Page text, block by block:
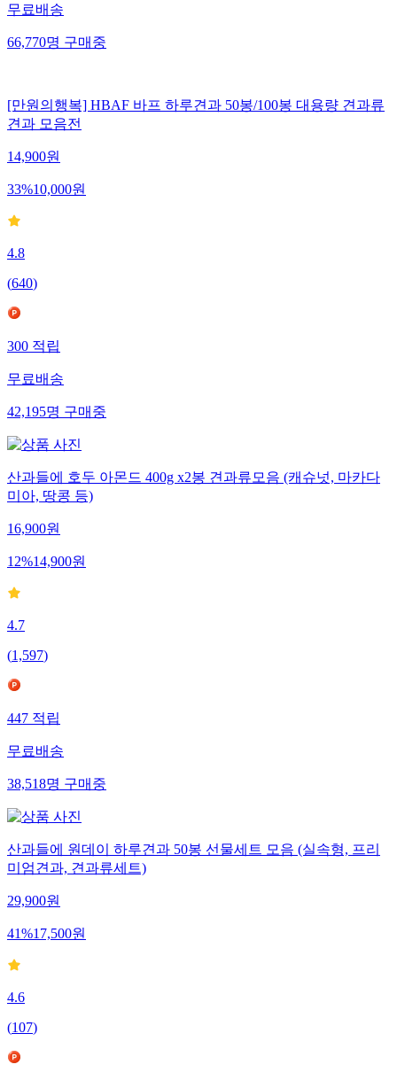
무료배송
66,770명 구매중
[만원의행복] HBAF 바프 하루견과 50봉/100봉 대용량 견과류
견과 모음전
14,900원
33%10,000원
4.8
(640)
300 적립
무료배송
42,195명 구매중
산과들에 호두 아몬드 400g x2봉 견과류모음 (캐슈넛, 마카다
미아, 땅콩 등)
16,900원
12%14,900원
4.7
(1,597)
447 적립
무료배송
38,518명 구매중
산과들에 원데이 하루견과 50봉 선물세트 모음 (실속형, 프리
미엄견과, 견과류세트)
29,900원
41%17,500원
4.6
(107)